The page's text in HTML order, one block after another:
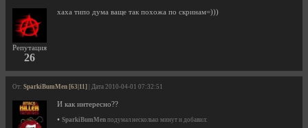
Репутация
26
хаха типо дума ваще так похожа по скринам=)))
От: SparkiBumMen [63|11] | Дата 2010-04-01 07:32:51
И как интересно??
• SparkiBumMen подумал несколько минут и добавил: